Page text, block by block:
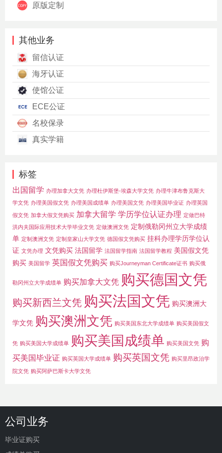
原版定制
其他业务
留信认证
海牙认证
使馆公证
ECE公证
名校保录
真实学籍
标签
出国留学 办理加拿大文凭 办理杜伊斯堡-埃森大学文凭 办理牛津布鲁克斯大
学文凭 办理美国假文凭 办理美国成绩单 办理美国文凭 办理美国毕业证 办理英国
假文凭 加拿大假文凭购买 加拿大留学 学历学位认证办理 定做巴特
洪内夫国际应用技术大学毕业文凭 定做澳洲文凭 定制俄勒冈州立大学成绩
单 定制澳洲文凭 定制皇家山大学文凭 德国假文凭购买 挂科办理学历学位认
证 文凭办理 文凭购买 法国留学 法国留学指南 法国留学教程 美国假文凭
购买 美国留学 英国假文凭购买 购买Journeyman Certificate证书 购买俄
勒冈州立大学成绩单 购买加拿大文凭 购买德国文凭
购买新西兰文凭 购买法国文凭 购买澳洲大
学文凭 购买澳洲文凭 购买美国东北大学成绩单 购买美国假文
凭 购买美国大学成绩单 购买美国成绩单 购买美国文凭 购
买美国毕业证 购买英国大学成绩单 购买英国文凭 购买里昂政治学
院文凭 购买阿萨巴斯卡大学文凭
公司业务
毕业证购买